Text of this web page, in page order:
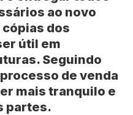
ao novo
cópias dos
útil em
Seguindo
de venda
mais tranquilo e
partes.